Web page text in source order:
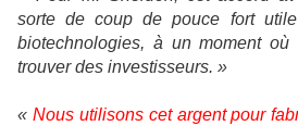
sorte de coup de pouce fort
biotechnologies, à un moment
trouver des investisseurs. »
« Nous utilisons cet argent pour